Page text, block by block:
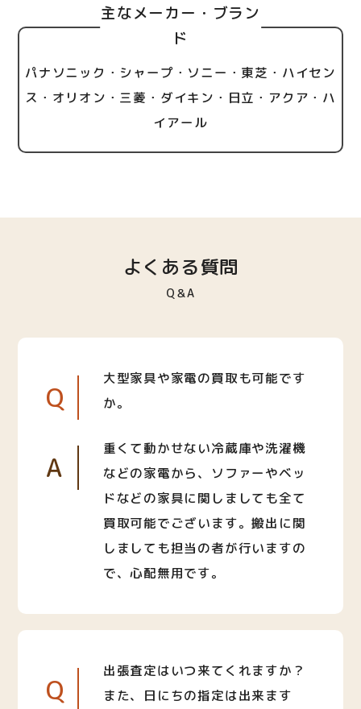
主なメーカー・ブラン
ド
パナソニック・シャープ・ソニー・東芝・ハイセン
ス・オリオン・三菱・ダイキン・日立・アクア・ハ
イアール
よくある質問
Q＆A
Q
大型家具や家電の買取も可能です
か。
A
重くて動かせない冷蔵庫や洗濯機
などの家電から、ソファーやベッ
ドなどの家具に関しましても全て
買取可能でございます。搬出に関
しましても担当の者が行いますの
で、心配無用です。
Q
出張査定はいつ来てくれますか？
また、日にちの指定は出来ます